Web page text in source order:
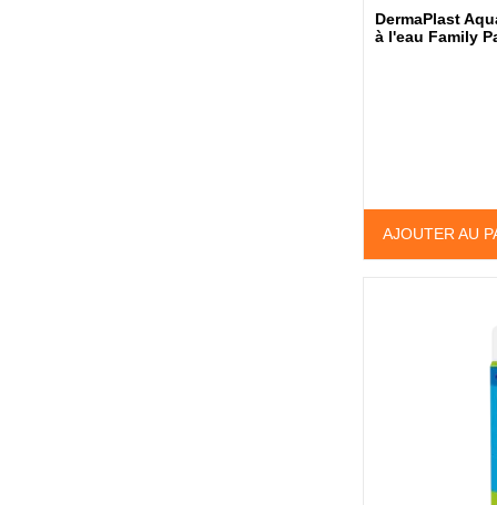
DermaPlast
à l'eau Family
AJOUTER AU